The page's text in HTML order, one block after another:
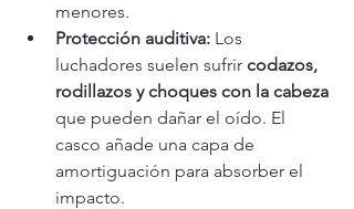
menores.
Protección auditiva: Los
luchadores suelen sufrir codazos,
rodillazos y choques con la cabeza
que pueden dañar el oído. El
casco añade una capa de
amortiguación para absorber el
impacto.